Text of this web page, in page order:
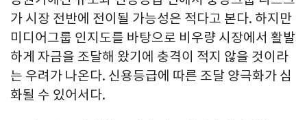
가 시장 전반에 전이될 가능성은 적다고 본다. 하지만
미디어그룹 인지도를 바탕으로 비우량 시장에서 활발
하게 자금을 조달해 왔기에 충격이 적지 않을 것이라
는 우려가 나온다. 신용등급에 따른 조달 양극화가 심
화될 수 있어서다.